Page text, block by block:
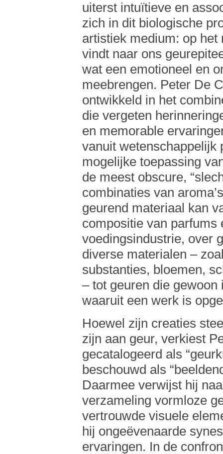
uiterst intuïtieve en
zich in dit biologische
artistiek medium: op
vindt naar ons
wat een emotioneel en
meebrengen. Peter De
ontwikkeld in het
die vergeten
en memorable
vanuit wetenschappelijk
mogelijke toepassing
de meest obscure,
combinaties van
geurend materiaal kan
compositie van parfums
voedingsindustrie, over
diverse materialen –
substanties, bloemen,
– tot geuren die
waaruit een werk is
Hoewel zijn creaties
zijn aan geur, verkiest
gecatalogeerd als
beschouwd als
Daarmee verwijst hij
verzameling vormloze
vertrouwde visuele
hij ongeëvenaarde
ervaringen. In de